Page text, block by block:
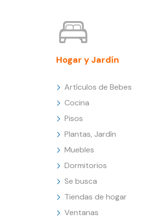
Hogar y Jardín
Artículos de Bebes
Cocina
Pisos
Plantas, Jardín
Muebles
Dormitorios
Se busca
Tiendas de hogar
Ventanas